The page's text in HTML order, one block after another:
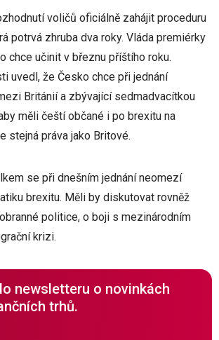
voličů oficiálně zahájit proceduru
potrvá zhruba dva roky. Vláda premiérky
chce učinit v březnu příštího roku.
uvedl, že Česko chce při jednání
Británií a zbývající sedmadvacítkou
měli čeští občané i po brexitu na
stejná práva jako Britové.
se při dnešním jednání neomezí
brexitu. Měli by diskutovat rovněž
politice, o boji s mezinárodním
krizi.
newsletteru o novinkách
trhů.